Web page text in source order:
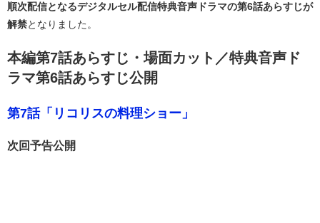
順次配信となるデジタルセル配信特典音声ドラマの第6話あらすじが
解禁となりました。
本編第7話あらすじ・場面カット／特典音声ド
ラマ第6話あらすじ公開
第7話「リコリスの料理ショー」
次回予告公開